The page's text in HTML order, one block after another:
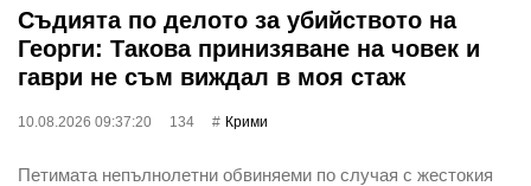
Съдията по делото за убийството на
Георги: Такова принизяване на човек и
гаври не съм виждал в моя стаж
10.08.2026 09:37:20 134 Крими
Петимата непълнолетни обвиняеми по случая с жестокия